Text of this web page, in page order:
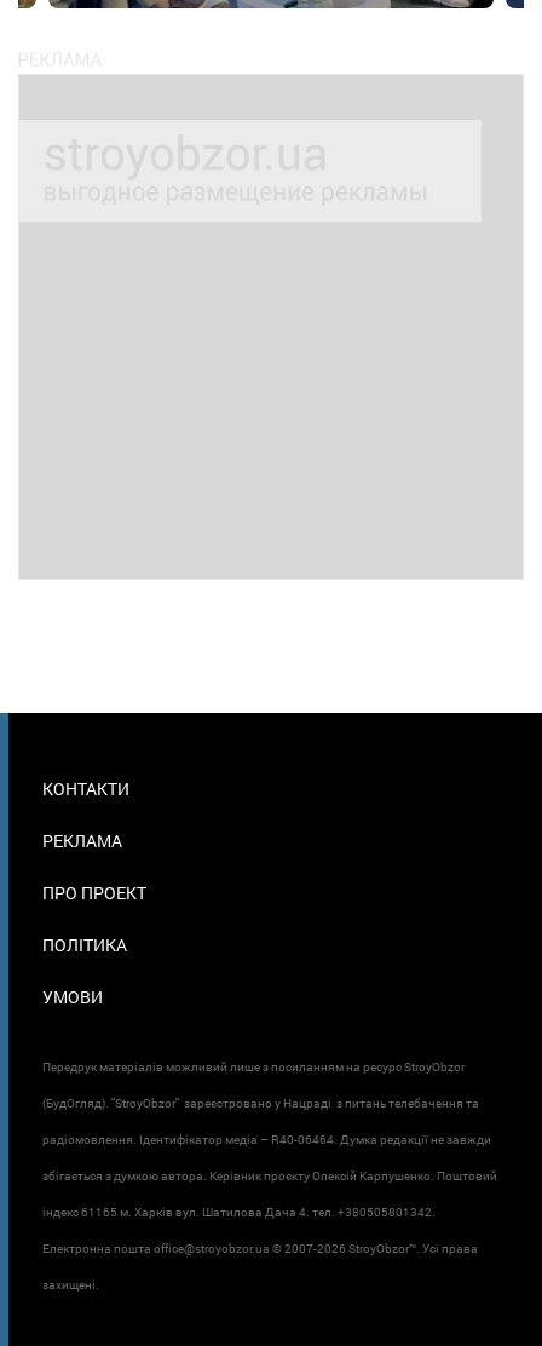
В
КОНТАКТИ
РЕКЛАМА
ПРО ПРОЕКТ
ПОЛІТИКА
УМОВИ
Передрук матеріалів можливий лише з посиланням на ресурс StroyObzor
(БудОгляд). "StroyObzor" зареєстровано у Нацраді з питань телебачення та
радіомовлення. Ідентифікатор медіа – R40-06464. Думка редакції не завжди
збігається з думкою автора. Керівник проєкту Олексій Карпушенко. Поштовий
індекс 61165 м. Харків вул. Шатилова Дача 4. тел. +380505801342.
Електронна пошта office@stroyobzor.ua © 2007-2026 StroyObzor™. Усі права
захищені.